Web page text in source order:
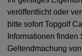
veröffentlicht oder
bitte sofort Topgolf
Informationen
Geltendmachung